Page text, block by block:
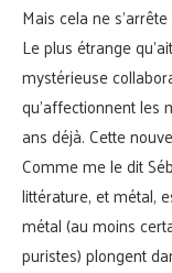
Mais cela ne
Le plus étrange
mystérieuse
qu’affectionnent les
ans déjà. Cette
Comme me le dit
littérature, et métal,
métal (au moins
puristes) plongent